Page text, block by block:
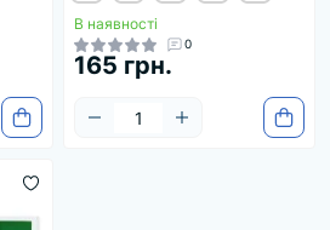
В наявності
0
165 грн.